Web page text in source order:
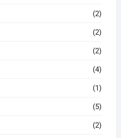
(2)
(2)
(2)
(4)
(1)
(5)
(2)